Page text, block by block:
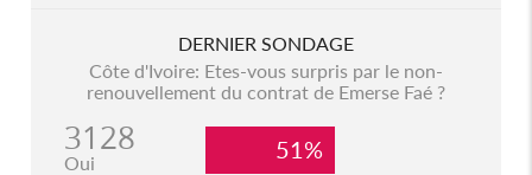
DERNIER SONDAGE
Côte d'Ivoire: Etes-vous surpris par le non-
renouvellement du contrat de Emerse Faé ?
3128
Oui 51%